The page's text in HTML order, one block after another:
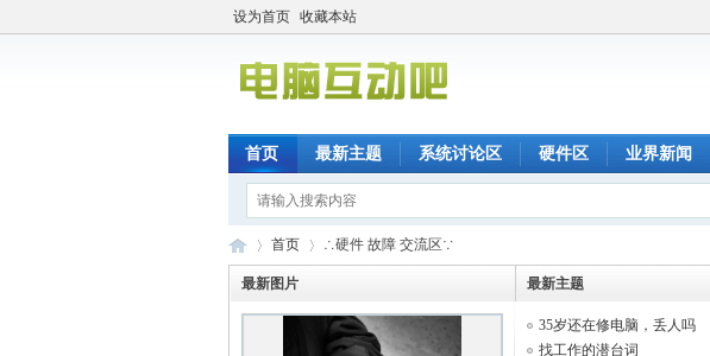
设为首页 收藏本站
首页 最新主题 系统讨论区 硬件区 业界新闻
首页 ∴硬件 故障 交流区∵
最新图片 最新主题
35岁还在修电脑，丢人吗
找工作的潜台词